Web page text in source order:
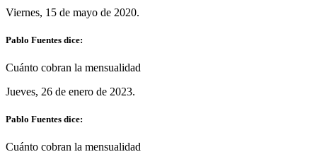
Viernes, 15 de mayo de 2020.
Pablo Fuentes dice:
Cuánto cobran la mensualidad
Jueves, 26 de enero de 2023.
Pablo Fuentes dice:
Cuánto cobran la mensualidad